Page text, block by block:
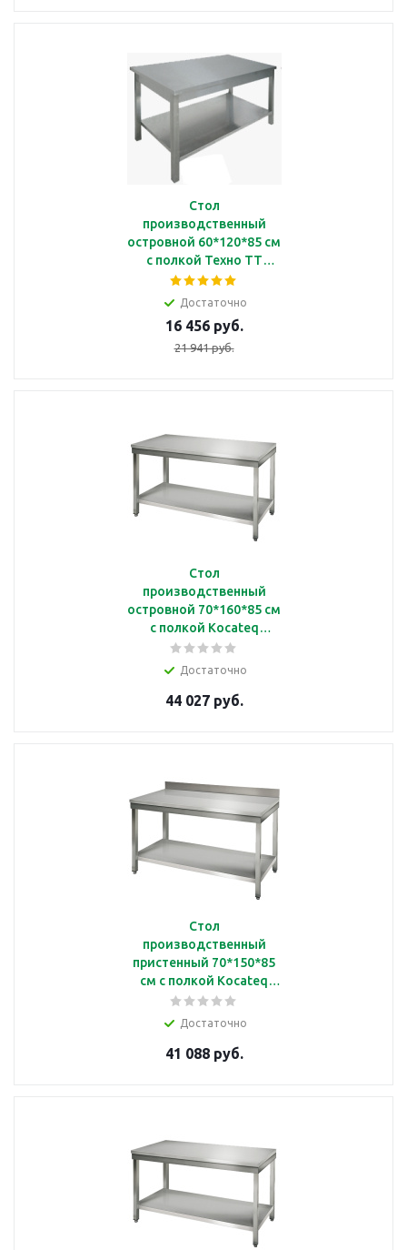
Стол
производственный
островной 60*120*85 см
с полкой Техно ТТ
СП123/1200
Достаточно
16 456 руб.
21 941 руб.
Стол
производственный
островной 70*160*85 см
с полкой Kocateq
SAT167
Достаточно
44 027 руб.
Стол
производственный
пристенный 70*150*85
см с полкой Kocateq
SAT157A
Достаточно
41 088 руб.